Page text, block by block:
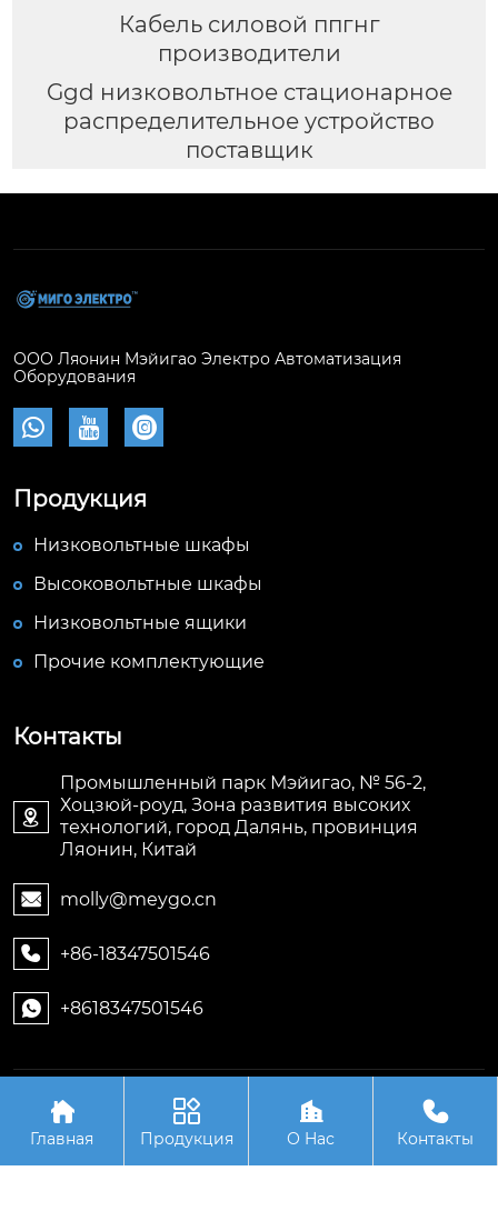
Кабель силовой ппгнг
производители
Ggd низковольтное стационарное
распределительное устройство
поставщик
ООО Ляонин Мэйигао Электро Автоматизация
Оборудования
  
Продукция
Низковольтные шкафы
Высоковольтные шкафы
Низковольтные ящики
Прочие комплектующие
Контакты

Промышленный парк Мэйигао, № 56-2,
Хоцзюй-роуд, Зона развития высоких
технологий, город Далянь, провинция
Ляонин, Китай
 molly@meygo.cn
 +86-18347501546
 +8618347501546
Авторское право©ООО Ляонин Мэйигао Электро
Автоматизация Оборудования

Главная

Продукция

О Hас

Контакты